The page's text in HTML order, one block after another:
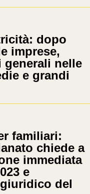
dopo
imprese,
generali nelle
e grandi
familiari:
chiede a
immediata
e
del